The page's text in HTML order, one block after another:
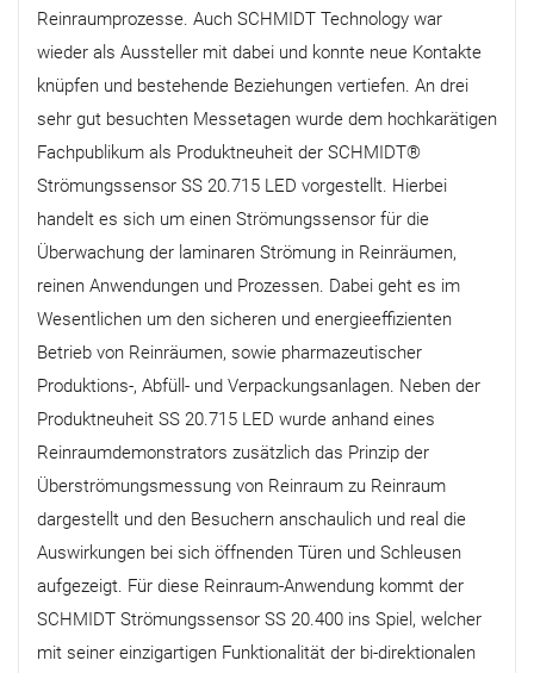
Reinraumprozesse. Auch SCHMIDT Technology war
wieder als Aussteller mit dabei und konnte neue Kontakte
knüpfen und bestehende Beziehungen vertiefen. An drei
sehr gut besuchten Messetagen wurde dem hochkarätigen
Fachpublikum als Produktneuheit der SCHMIDT®
Strömungssensor SS 20.715 LED vorgestellt. Hierbei
handelt es sich um einen Strömungssensor für die
Überwachung der laminaren Strömung in Reinräumen,
reinen Anwendungen und Prozessen. Dabei geht es im
Wesentlichen um den sicheren und energieeffizienten
Betrieb von Reinräumen, sowie pharmazeutischer
Produktions-, Abfüll- und Verpackungsanlagen. Neben der
Produktneuheit SS 20.715 LED wurde anhand eines
Reinraumdemonstrators zusätzlich das Prinzip der
Überströmungsmessung von Reinraum zu Reinraum
dargestellt und den Besuchern anschaulich und real die
Auswirkungen bei sich öffnenden Türen und Schleusen
aufgezeigt. Für diese Reinraum-Anwendung kommt der
SCHMIDT Strömungssensor SS 20.400 ins Spiel, welcher
mit seiner einzigartigen Funktionalität der bi-direktionalen